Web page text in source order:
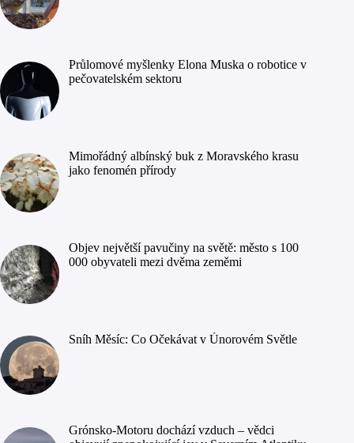
Průlomové myšlenky Elona Muska o robotice v
pečovatelském sektoru
Mimořádný albínský buk z Moravského krasu
jako fenomén přírody
Objev největší pavučiny na světě: město s 100
000 obyvateli mezi dvěma zeměmi
Sníh Měsíc: Co Očekávat v Únorovém Světle
Grónsko-Motoru dochází vzduch – vědci